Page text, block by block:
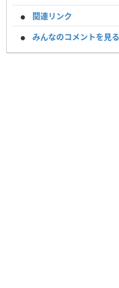
関連リンク
みんなのコメントを見る